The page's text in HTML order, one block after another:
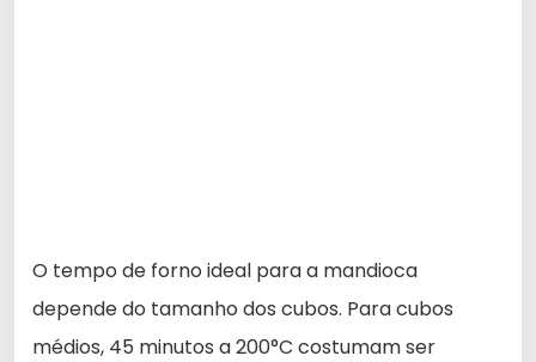
O tempo de forno ideal para a mandioca
depende do tamanho dos cubos. Para cubos
médios, 45 minutos a 200°C costumam ser